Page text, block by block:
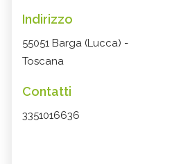
Indirizzo
55051 Barga (Lucca) -
Toscana
Contatti
3351016636